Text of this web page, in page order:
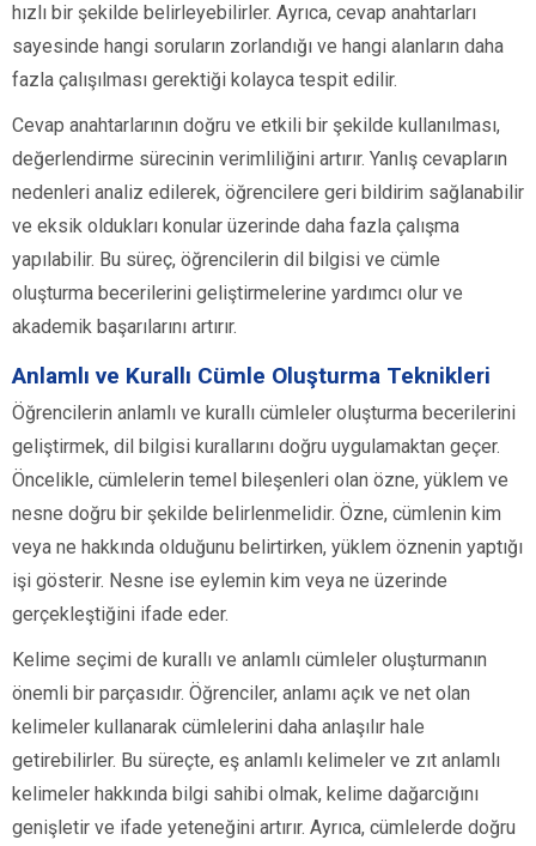
hızlı bir şekilde belirleyebilirler. Ayrıca, cevap anahtarları
sayesinde hangi soruların zorlandığı ve hangi alanların daha
fazla çalışılması gerektiği kolayca tespit edilir.
Cevap anahtarlarının doğru ve etkili bir şekilde kullanılması,
değerlendirme sürecinin verimliliğini artırır. Yanlış cevapların
nedenleri analiz edilerek, öğrencilere geri bildirim sağlanabilir
ve eksik oldukları konular üzerinde daha fazla çalışma
yapılabilir. Bu süreç, öğrencilerin dil bilgisi ve cümle
oluşturma becerilerini geliştirmelerine yardımcı olur ve
akademik başarılarını artırır.
Anlamlı ve Kurallı Cümle Oluşturma Teknikleri
Öğrencilerin anlamlı ve kurallı cümleler oluşturma becerilerini
geliştirmek, dil bilgisi kurallarını doğru uygulamaktan geçer.
Öncelikle, cümlelerin temel bileşenleri olan özne, yüklem ve
nesne doğru bir şekilde belirlenmelidir. Özne, cümlenin kim
veya ne hakkında olduğunu belirtirken, yüklem öznenin yaptığı
işi gösterir. Nesne ise eylemin kim veya ne üzerinde
gerçekleştiğini ifade eder.
Kelime seçimi de kurallı ve anlamlı cümleler oluşturmanın
önemli bir parçasıdır. Öğrenciler, anlamı açık ve net olan
kelimeler kullanarak cümlelerini daha anlaşılır hale
getirebilirler. Bu süreçte, eş anlamlı kelimeler ve zıt anlamlı
kelimeler hakkında bilgi sahibi olmak, kelime dağarcığını
genişletir ve ifade yeteneğini artırır. Ayrıca, cümlelerde doğru